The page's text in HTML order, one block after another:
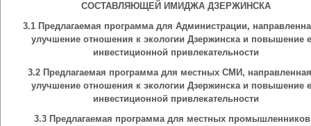
СОСТАВЛЯЮЩЕЙ ИМИДЖА ДЗЕРЖИНСКА
3.1 Предлагаемая программа для Администрации,
улучшение отношения к экологии Дзержинска и повышение
инвестиционной привлекательности
3.2 Предлагаемая программа для местных СМИ,
улучшение отношения к экологии Дзержинска и повышение
инвестиционной привлекательности
3.3 Предлагаемая программа для местных